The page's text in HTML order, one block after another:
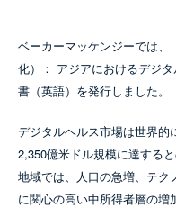
ベーカーマッケンジーでは、
化）： アジアにおけるデジ
書（英語）を発行しました。
デジタルヘルス市場は世界的
2,350億米ドル規模に達する
地域では、人口の急増、テク
に関心の高い中所得者層の